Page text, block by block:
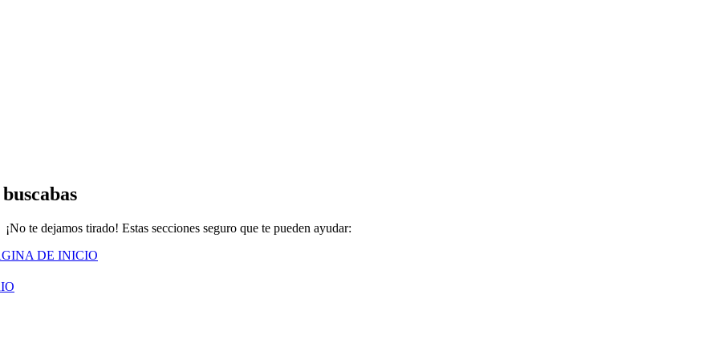
¡No te dejamos tirado! Estas secciones seguro que te pueden ayudar:
DE INICIO